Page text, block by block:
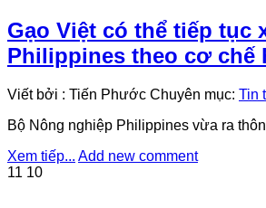
Gạo Việt có thể tiếp tục
Philippines theo cơ chế
Viết bởi : Tiến Phước Chuyên mục: Tin
Bộ Nông nghiệp Philippines vừa ra
Xem tiếp... Add new comment
11 10